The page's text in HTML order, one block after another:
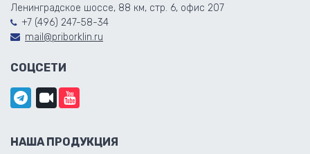
Ленинградское шоссе, 88 км, стр. 6, офис 207
+7 (496) 247-58-34
mail@priborklin.ru
СОЦСЕТИ
НАША ПРОДУКЦИЯ